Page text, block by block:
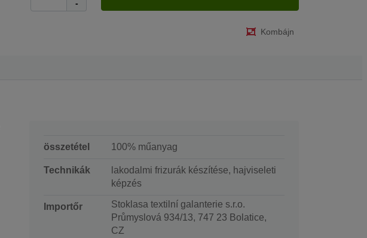
-
Kombájn
összetétel 100% műanyag
Technikák
lakodalmi frizurák készítése, hajviseleti
képzés
Importőr
Stoklasa textilní galanterie s.r.o.
Průmyslová 934/13, 747 23 Bolatice,
CZ